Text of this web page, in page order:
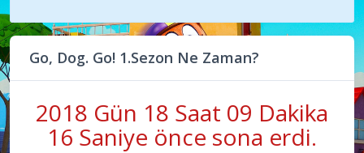
Go, Dog. Go! 1.Sezon Ne Zaman?
2018 Gün 18 Saat 09 Dakika
17 Saniye önce sona erdi.